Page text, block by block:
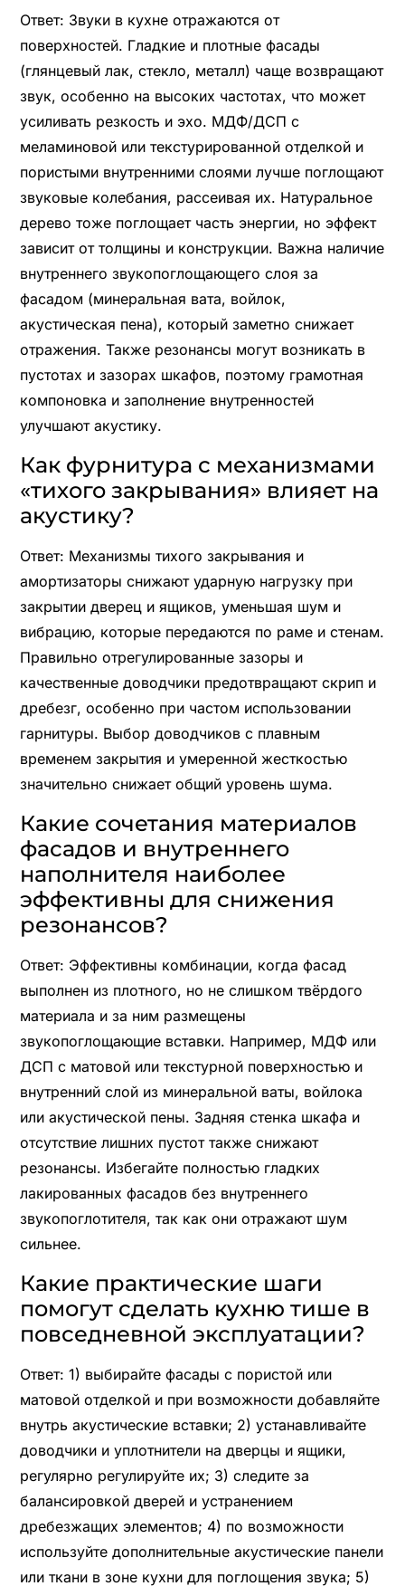
Ответ: Звуки в кухне отражаются от
поверхностей. Гладкие и плотные фасады
(глянцевый лак, стекло, металл) чаще возвращают
звук, особенно на высоких частотах, что может
усиливать резкость и эхо. МДФ/ДСП с
меламиновой или текстурированной отделкой и
пористыми внутренними слоями лучше поглощают
звуковые колебания, рассеивая их. Натуральное
дерево тоже поглощает часть энергии, но эффект
зависит от толщины и конструкции. Важна наличие
внутреннего звукопоглощающего слоя за
фасадом (минеральная вата, войлок,
акустическая пена), который заметно снижает
отражения. Также резонансы могут возникать в
пустотах и зазорах шкафов, поэтому грамотная
компоновка и заполнение внутренностей
улучшают акустику.
Как фурнитура с механизмами
«тихого закрывания» влияет на
акустику?
Ответ: Механизмы тихого закрывания и
амортизаторы снижают ударную нагрузку при
закрытии дверец и ящиков, уменьшая шум и
вибрацию, которые передаются по раме и стенам.
Правильно отрегулированные зазоры и
качественные доводчики предотвращают скрип и
дребезг, особенно при частом использовании
гарнитуры. Выбор доводчиков с плавным
временем закрытия и умеренной жесткостью
значительно снижает общий уровень шума.
Какие сочетания материалов
фасадов и внутреннего
наполнителя наиболее
эффективны для снижения
резонансов?
Ответ: Эффективны комбинации, когда фасад
выполнен из плотного, но не слишком твёрдого
материала и за ним размещены
звукопоглощающие вставки. Например, МДФ или
ДСП с матовой или текстурной поверхностью и
внутренний слой из минеральной ваты, войлока
или акустической пены. Задняя стенка шкафа и
отсутствие лишних пустот также снижают
резонансы. Избегайте полностью гладких
лакированных фасадов без внутреннего
звукопоглотителя, так как они отражают шум
сильнее.
Какие практические шаги
помогут сделать кухню тише в
повседневной эксплуатации?
Ответ: 1) выбирайте фасады с пористой или
матовой отделкой и при возможности добавляйте
внутрь акустические вставки; 2) устанавливайте
доводчики и уплотнители на дверцы и ящики,
регулярно регулируйте их; 3) следите за
балансировкой дверей и устранением
дребезжащих элементов; 4) по возможности
используйте дополнительные акустические панели
или ткани в зоне кухни для поглощения звука; 5)